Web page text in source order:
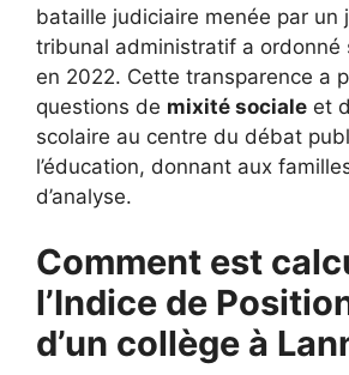
bataille judiciaire menée par un
tribunal administratif a ordonné
en 2022. Cette transparence a
questions de mixité sociale et
scolaire au centre du débat
l’éducation, donnant aux
d’analyse.
Comment est
l’Indice de
d’un collège à